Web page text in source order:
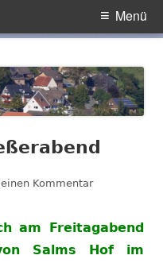
Menü
Kommentarzu
am Freitagabend
Salms Hof im